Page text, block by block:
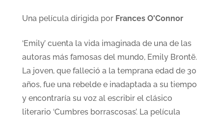
Una película dirigida por Frances O'Connor
‘Emily’ cuenta la vida imaginada de una de las
autoras más famosas del mundo, Emily Brontë.
La joven, que falleció a la temprana edad de 30
años, fue una rebelde e inadaptada a su tiempo
y encontraría su voz al escribir el clásico
literario ‘Cumbres borrascosas’. La película